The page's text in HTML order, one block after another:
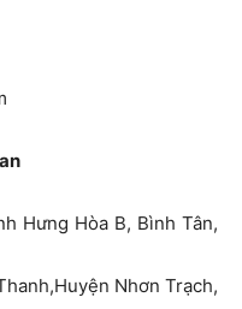
Hưng Hòa B, Bình Tân,
Nhơn Trạch,